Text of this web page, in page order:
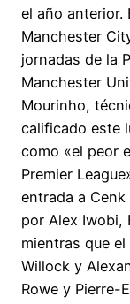
el año anterior.
Manchester
jornadas de la
Manchester
Mourinho,
calificado este
como «el peor
Premier
entrada a Cenk
por Alex Iwobi,
mientras que
Willock y
Rowe y Pierre-